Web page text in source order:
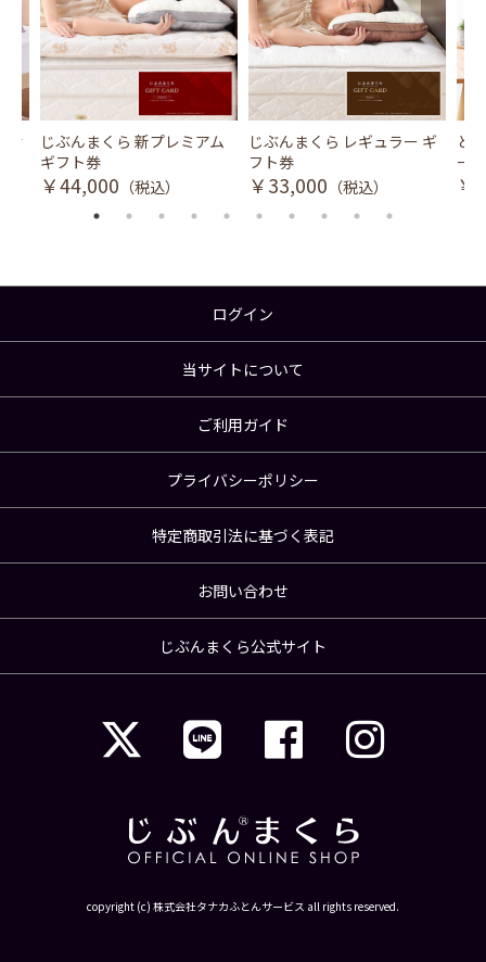
冷
じぶんまくら 新プレミアム
ギフト券
￥44,000 （税込）
じぶんまくら レギュラー ギ
フト券
￥33,000 （税込）
と
ース
￥
ログイン
当サイトについて
ご利用ガイド
プライバシーポリシー
特定商取引法に基づく表記
お問い合わせ
じぶんまくら公式サイト
copyright (c) 株式会社タナカふとんサービス all rights reserved.